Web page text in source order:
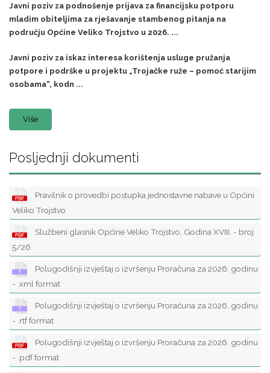
Javni poziv za podnošenje prijava za financijsku potporu
mladim obiteljima za rješavanje stambenog pitanja na
području Općine Veliko Trojstvo u 2026. ...
Javni poziv za iskaz interesa korištenja usluge pružanja
potpore i podrške u projektu „Trojačke ruže – pomoć starijim
osobama“, kodn ...
Više
Posljednji dokumenti
Pravilnik o provedbi postupka jednostavne nabave u Općini
Veliko Trojstvo
Službeni glasnik Općine Veliko Trojstvo, Godina XVIII. - broj
5/26
Polugodišnji izvještaj o izvršenju Proračuna za 2026. godinu
- .xml format
Polugodišnji izvještaj o izvršenju Proračuna za 2026. godinu
- .rtf format
Polugodišnji izvještaj o izvršenju Proračuna za 2026. godinu
- .pdf format